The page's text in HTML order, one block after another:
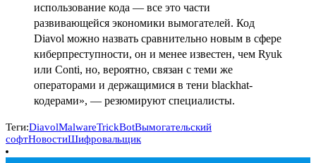
использование кода — все это части
развивающейся экономики вымогателей. Код
Diavol можно назвать сравнительно новым в сфере
киберпреступности, он и менее известен, чем Ryuk
или Conti, но, вероятно, связан с теми же
операторами и держащимися в тени blackhat-
кодерами», — резюмируют специалисты.
Теги:DiavolMalwareTrickBotВымогательский
софтНовостиШифровальщик